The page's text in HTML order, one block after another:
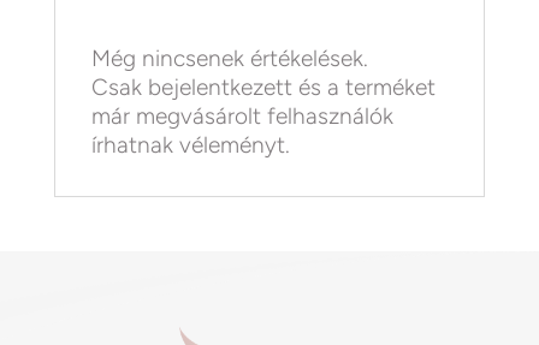
Még nincsenek értékelések.
Csak bejelentkezett és a terméket
már megvásárolt felhasználók
írhatnak véleményt.